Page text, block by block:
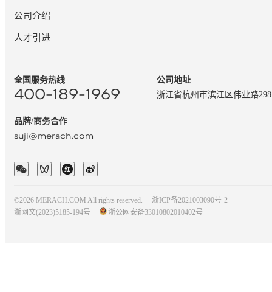
公司介绍
人才引进
全国服务热线
400-189-1969
品牌/商务合作
suji@merach.com
公司地址
浙江省杭州市滨江区伟业路
©2026 MERACH.COM All rights reserved.
浙ICP备2021003090号-2
浙网文(2023)5185-194号
浙公网安备33010802010402号